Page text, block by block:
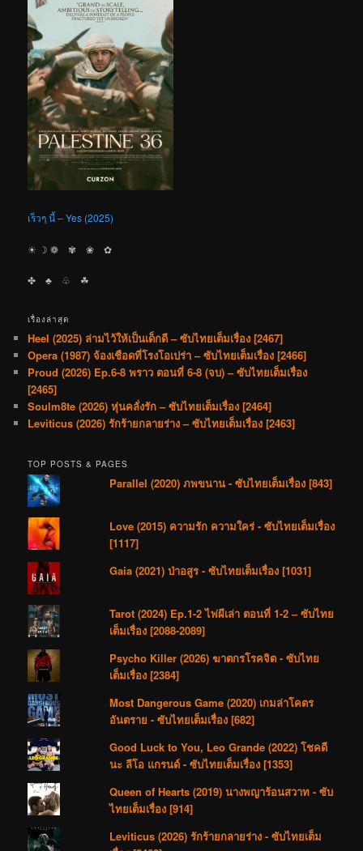
เร็วๆ นี้ – Yes (2025)
☀︎ ☽ ❁ ✾ ❀ ✿
✤ ♣︎ ♧ ☘︎
เรื่องล่าสุด
Heel (2025) ล่ามไว้ให้เป็นเด็กดี – ซับไทยเต็มเรื่อง [2467]
Opera (1987) จ้องเชือดที่โรงโอเปร่า – ซับไทยเต็มเรื่อง [2466]
Proud (2026) Ep.6-8 พราว ตอนที่ 6-8 (จบ) – ซับไทยเต็มเรื่อง
[2465]
Soulm8te (2026) หุ่นคลั่งรัก – ซับไทยเต็มเรื่อง [2464]
Leviticus (2026) รักร้ายกลายร่าง – ซับไทยเต็มเรื่อง [2463]
TOP POSTS & PAGES
Parallel (2020) ภพขนาน - ซับไทยเต็มเรื่อง [843]
Love (2015) ความรัก ความใคร่ - ซับไทยเต็มเรื่อง
[1117]
Gaia (2021) ป่าอสูร - ซับไทยเต็มเรื่อง [1031]
Tarot (2024) Ep.1-2 ไพ่ผีเล่า ตอนที่ 1-2 – ซับไทย
เต็มเรื่อง [2088-2089]
Psycho Killer (2026) ฆาตกรโรคจิต - ซับไทย
เต็มเรื่อง [2384]
Most Dangerous Game (2020) เกมล่าโคตร
อันตราย - ซับไทยเต็มเรื่อง [682]
Good Luck to You, Leo Grande (2022) โชคดี
นะ ลีโอ แกรนด์ - ซับไทยเต็มเรื่อง [1353]
Queen of Hearts (2019) นางพญาร้อนสวาท - ซับ
ไทยเต็มเรื่อง [914]
Leviticus (2026) รักร้ายกลายร่าง - ซับไทยเต็ม